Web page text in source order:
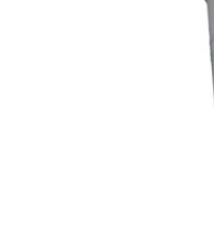
Системы фильтрации
Электрооборудование
Плавающие фонтаны